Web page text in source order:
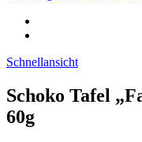
Schnellansicht
Schoko Tafel
60g